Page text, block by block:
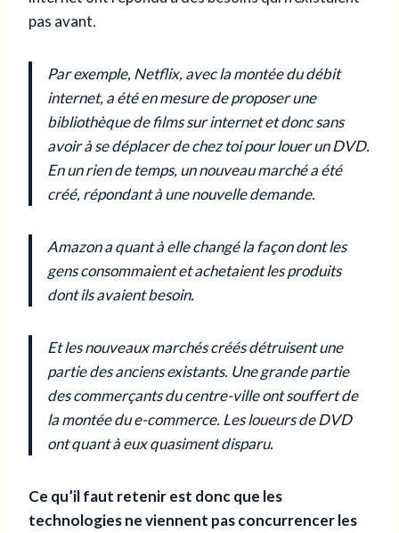
pas avant.
Par exemple, Netflix, avec la montée du débit
internet, a été en mesure de proposer une
bibliothèque de films sur internet et donc sans
avoir à se déplacer de chez toi pour louer un DVD.
En un rien de temps, un nouveau marché a été
créé, répondant à une nouvelle demande.
Amazon a quant à elle changé la façon dont les
gens consommaient et achetaient les produits
dont ils avaient besoin.
Et les nouveaux marchés créés détruisent une
partie des anciens existants. Une grande partie
des commerçants du centre-ville ont souffert de
la montée du e-commerce. Les loueurs de DVD
ont quant à eux quasiment disparu.
Ce qu’il faut retenir est donc que les
technologies ne viennent pas concurrencer les